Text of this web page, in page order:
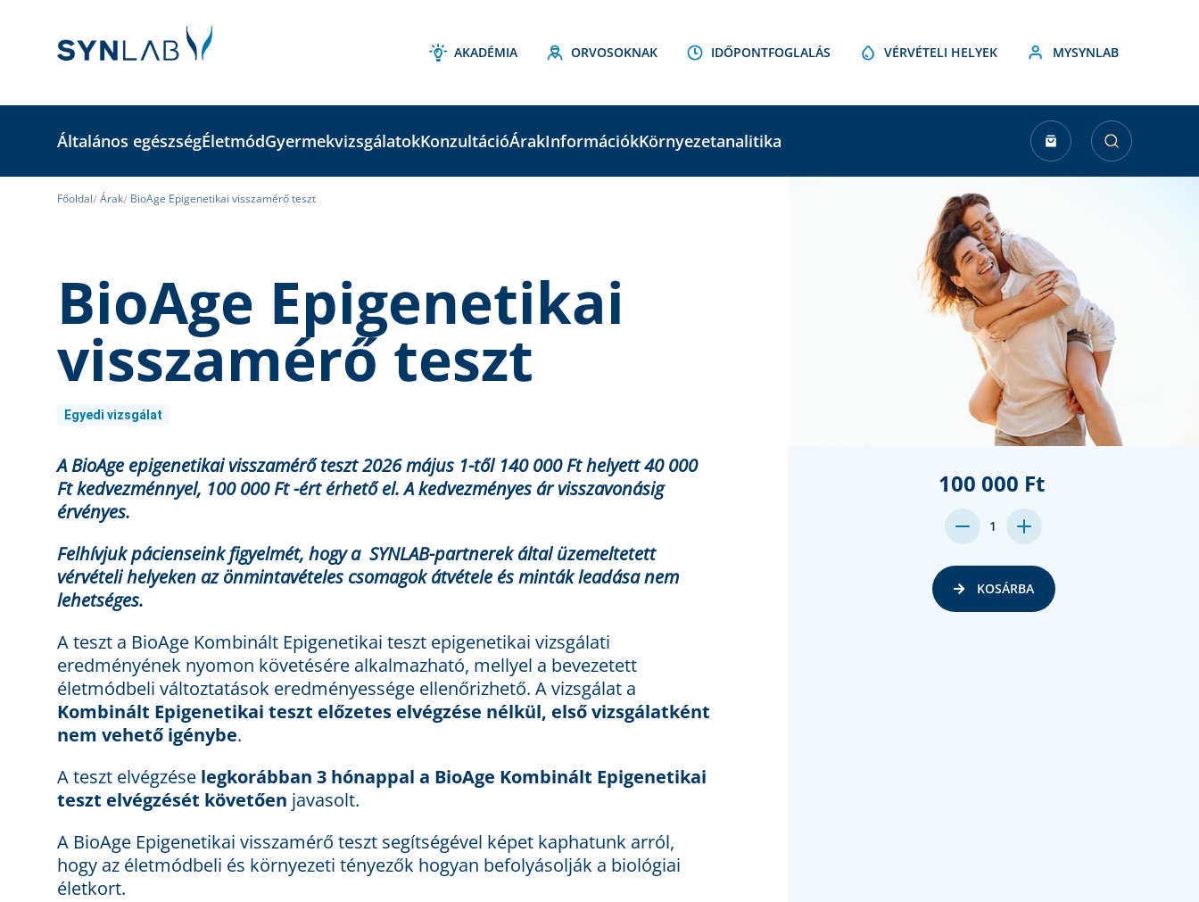
AKADÉMIA ORVOSOKNAK IDŐPONTFOGLALÁS VÉRVÉTELI HELYEK MYSYNLAB
Általános egészségÉletmódGyermekvizsgálatokKonzultációÁrakInformációkKörnyezetanalitika
Főoldal Árak BioAge Epigenetikai visszamérő teszt
BioAge Epigenetikai
visszamérő teszt
Egyedi vizsgálat
A BioAge epigenetikai visszamérő teszt 2026 május 1-től 140 000 Ft helyett 40 000
Ft kedvezménnyel, 100 000 Ft -ért érhető el. A kedvezményes ár visszavonásig
érvényes.
Felhívjuk pácienseink figyelmét, hogy a SYNLAB-partnerek által üzemeltetett
vérvételi helyeken az önmintavételes csomagok átvétele és minták leadása nem
lehetséges.
A teszt a BioAge Kombinált Epigenetikai teszt epigenetikai vizsgálati
eredményének nyomon követésére alkalmazható, mellyel a bevezetett
életmódbeli változtatások eredményessége ellenőrizhető. A vizsgálat a
Kombinált Epigenetikai teszt előzetes elvégzése nélkül, első vizsgálatként
nem vehető igénybe.
A teszt elvégzése legkorábban 3 hónappal a BioAge Kombinált Epigenetikai
teszt elvégzését követően javasolt.
A BioAge Epigenetikai visszamérő teszt segítségével képet kaphatunk arról,
hogy az életmódbeli és környezeti tényezők hogyan befolyásolják a biológiai
életkort.
100 000 Ft
DECREASE
QUANTITY:
1
INCREASE
QUANTITY:
KOSÁRBA